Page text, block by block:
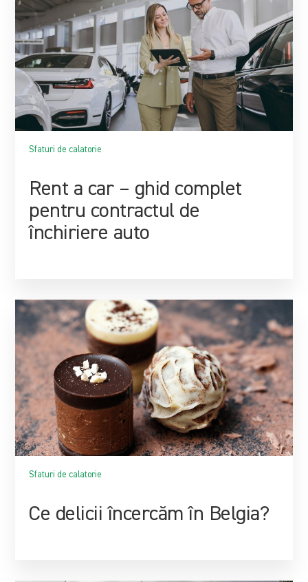
Sfaturi de calatorie
Rent a car – ghid complet
pentru contractul de
închiriere auto
Sfaturi de calatorie
Ce delicii încercăm în Belgia?